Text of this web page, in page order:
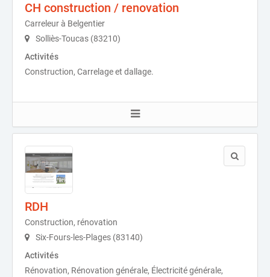
CH construction / renovation
Carreleur à Belgentier
Solliès-Toucas (83210)
Activités
Construction, Carrelage et dallage.
RDH
Construction, rénovation
Six-Fours-les-Plages (83140)
Activités
Rénovation, Rénovation générale, Électricité générale,